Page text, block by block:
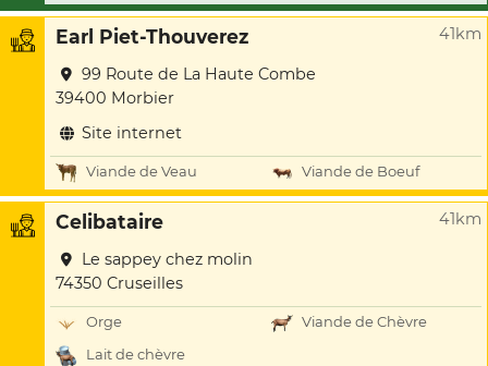
Earl Piet-Thouverez 41km
99 Route de La Haute Combe
39400 Morbier
Site internet
Viande de Veau Viande de Boeuf
Celibataire 41km
Le sappey chez molin
74350 Cruseilles
Orge
Viande de Chèvre
Lait de chèvre